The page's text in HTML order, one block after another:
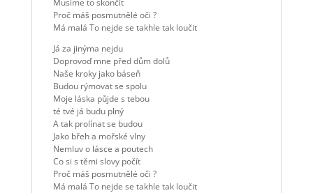
Musíme to skončit
Proč máš posmutnělé oči ?
Má malá To nejde se takhle tak loučit
Já za jinýma nejdu
Doprovoď mne před dům dolů
Naše kroky jako báseň
Budou rýmovat se spolu
Moje láska půjde s tebou
té tvé já budu plný
A tak prolínat se budou
Jako břeh a mořské vlny
Nemluv o lásce a poutech
Co si s těmi slovy počít
Proč máš posmutnělé oči ?
Má malá To nejde se takhle tak loučit